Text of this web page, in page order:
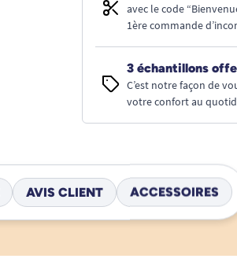
avec le code
1ère commande
3 échantillons
C’est notre façon de
votre confort au
AVIS CLIENT ACCESSOIRES